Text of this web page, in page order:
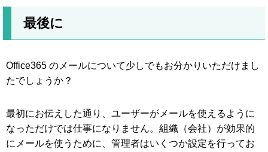
最後に
Office365 のメールについて少しでもお分かりいただけまし
たでしょうか？
最初にお伝えした通り、ユーザーがメールを使えるように
なっただけでは仕事になりません。組織（会社）が効果的
にメールを使うために、管理者はいくつか設定を行ってお